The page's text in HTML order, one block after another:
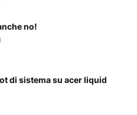
no!
di sistema su acer liquid